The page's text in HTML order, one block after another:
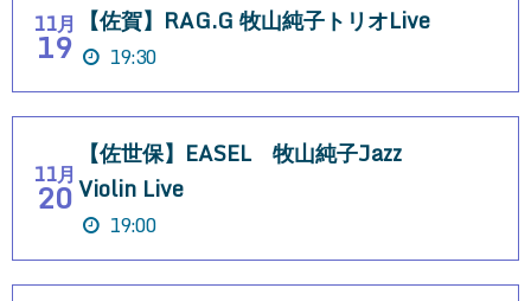
11月
19
【佐賀】RAG.G 牧山純子トリオLive
19:30
11月
20
【佐世保】EASEL 牧山純子Jazz
Violin Live
19:00